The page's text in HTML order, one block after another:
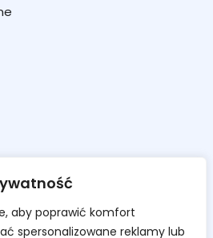
aby poprawić komfort
spersonalizowane reklamy lub